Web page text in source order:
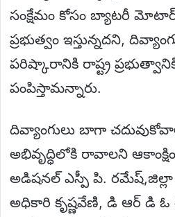
సంక్షేమం కోసం బ్యాటరీ మోటార్
ప్రభుత్వం ఇస్తున్నదని,
పరిష్కారానికి రాష్ట్ర
పంపిస్తామన్నారు.
దివ్యాంగులు బాగా
అభివృద్ధిలోకి రావాలని
అడిషనల్ ఎస్పీ పి. రమేష్,జిల్లా
అధికారి కృష్ణవేణి, డి ఆర్ డి